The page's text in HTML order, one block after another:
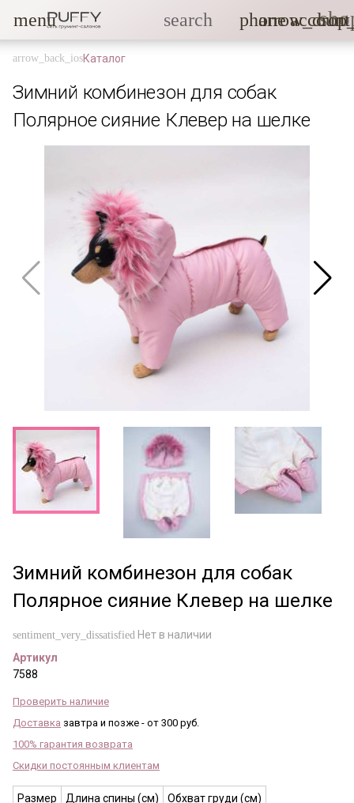
menu search phone
Каталог
Зимний комбинезон для собак
Полярное сияние Клевер на шелке
Зимний комбинезон для собак
Полярное сияние Клевер на шелке
sentiment_very_dissatisfied Нет в наличии
Артикул
7588
Проверить наличие
Доставка завтра и позже - от 300 руб.
100% гарантия возврата
Скидки постоянным клиентам
Размер Длина спины (см)
Обхват груди (см)